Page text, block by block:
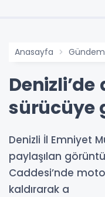
Anasayfa Gündem
sürücüye
Denizli İl Emniyet
paylaşılan
Caddesi’nde
kaldırarak a